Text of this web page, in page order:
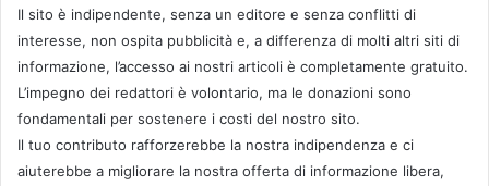
Il sito è indipendente, senza un editore e senza conflitti di
interesse, non ospita pubblicità e, a differenza di molti altri siti di
informazione, l’accesso ai nostri articoli è completamente gratuito.
L’impegno dei redattori è volontario, ma le donazioni sono
fondamentali per sostenere i costi del nostro sito.
Il tuo contributo rafforzerebbe la nostra indipendenza e ci
aiuterebbe a migliorare la nostra offerta di informazione libera,